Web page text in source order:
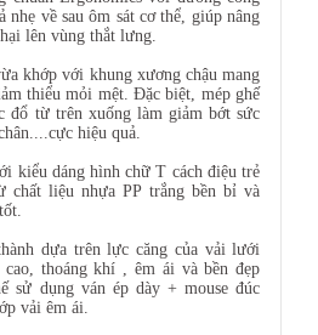
về sau ôm sát cơ thể, giúp nâng
lên vùng thắt lưng.
khớp với khung xương chậu mang
thiểu mỏi mệt. Đặc biệt, mép ghế
đổ từ trên xuống làm giảm bớt sức
hiệu quả.
kiểu dáng hình chữ T cách điệu trẻ
chất liệu nhựa PP trắng bền bỉ và
dựa trên lực căng của vải lưới
thoáng khí , êm ái và bền đẹp
sử dụng ván ép dày + mouse đúc
vải êm ái.